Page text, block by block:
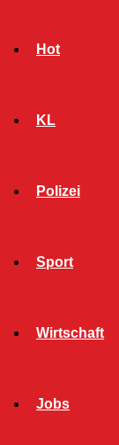
Hot
KL
Polizei
Sport
Wirtschaft
Jobs